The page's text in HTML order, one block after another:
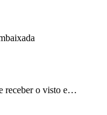
receber o visto e…